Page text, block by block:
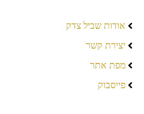
אודות שביל צדק
יצירת קשר
מפת אתר
פייסבוק